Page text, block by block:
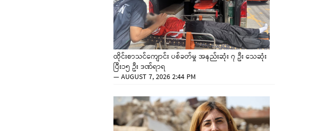
ထိုင်းစာသင်ကျောင်း ပစ်ခတ်မှု အနည်းဆုံး ၇ ဦး သေဆုံး
ပြီး၁၅ ဦး ဒဏ်ရာရ
—AUGUST 7, 2026 2:44 PM